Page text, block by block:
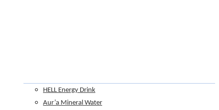
HELL Energy Drink
Aur’a Mineral Water